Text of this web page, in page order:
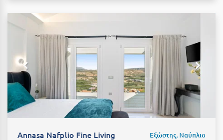
Τυρός
Ύδρα
Φ
Φιλιατρά Μεσσηνίας
Annasa Nafplio Fine Living Εξώστης, Ναύπλιο